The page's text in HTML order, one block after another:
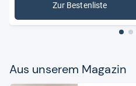
Zur Bestenliste
: Lautsprecher
Aus unse­rem Maga­zin